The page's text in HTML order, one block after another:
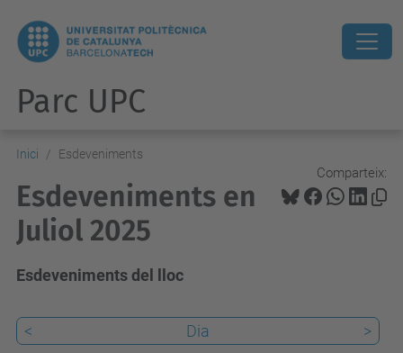
Parc UPC
Inici Esdeveniments
Comparteix:
Esdeveniments en
Juliol 2025
Esdeveniments del lloc
< Dia
>